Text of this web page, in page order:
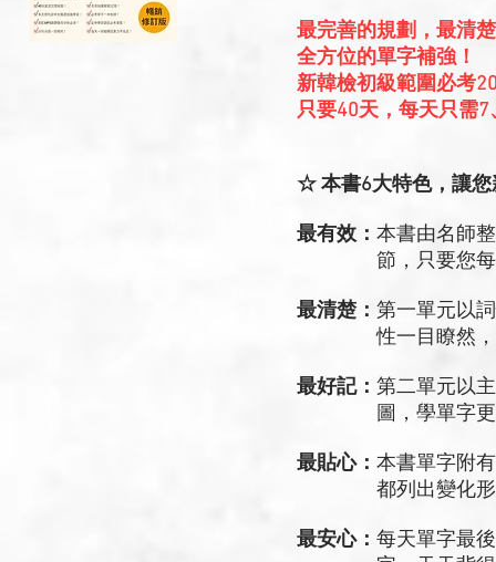
最完善的規劃，最清
全方位的單字補強！
新韓檢初級範圍必考
只要40天，每天只需
☆ 本書6大特色，讓您
最有效： 本書由名師
節，只要您每天跟
最清楚： 第一單元以
性一目瞭然，記
最好記： 第二單元以
圖，學單字更有
最貼心： 本書單字附
都列出變化形，
最安心： 每天單字最